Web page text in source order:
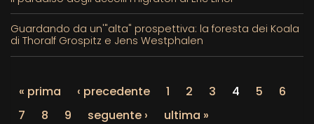
Guardando da un'"alta" prospettiva: la foresta dei Koala
di Thoralf Grospitz e Jens Westphalen
« prima ‹ precedente 1 2 3 4 5
6
7
8 9 seguente › ultima »